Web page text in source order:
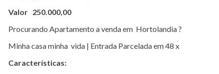
Valor 250.000,00
Procurando Apartamento a venda em Hortolandia ?
Minha casa minha vida | Entrada Parcelada em 48 x
Características: